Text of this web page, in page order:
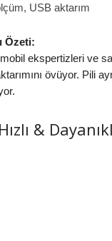
USB aktarım
Özeti:
ekspertizleri ve
övüyor. Pili
&